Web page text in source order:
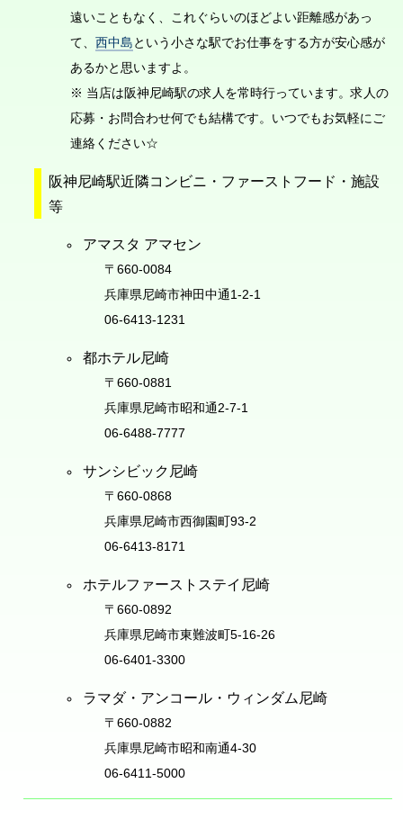
遠いこともなく、これぐらいのほどよい距離感があっ
て、 西中島という小さな駅でお仕事をする方が安心感が
あるかと思いますよ。
※ 当店は阪神尼崎駅の求人を常時行っています。求人の
応募・お問合わせ何でも結構です。いつでもお気軽にご
連絡ください☆
阪神尼崎駅近隣コンビニ・ファーストフード・施設
等
アマスタ アマセン
〒660-0084
兵庫県尼崎市神田中通1-2-1
06-6413-1231
都ホテル尼崎
〒660-0881
兵庫県尼崎市昭和通2-7-1
06-6488-7777
サンシビック尼崎
〒660-0868
兵庫県尼崎市西御園町93-2
06-6413-8171
ホテルファーストステイ尼崎
〒660-0892
兵庫県尼崎市東難波町5-16-26
06-6401-3300
ラマダ・アンコール・ウィンダム尼崎
〒660-0882
兵庫県尼崎市昭和南通4-30
06-6411-5000